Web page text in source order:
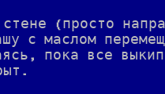
(просто
с маслом
пока все